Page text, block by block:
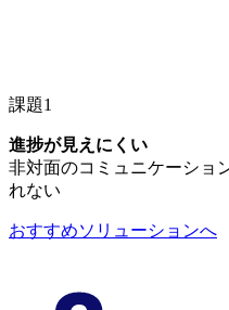
課題1
進捗が見えにくい
非対面のコミュニケーショ
れない
おすすめソリューションへ